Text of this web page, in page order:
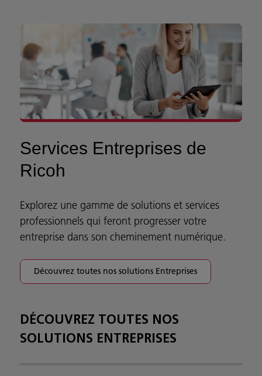
Services Entreprises de
Ricoh
Explorez une gamme de solutions et services
professionnels qui feront progresser votre
entreprise dans son cheminement numérique.
Découvrez toutes nos solutions Entreprises
DÉCOUVREZ TOUTES NOS
SOLUTIONS ENTREPRISES